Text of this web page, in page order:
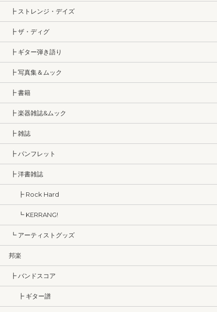
┣ ストレンジ・デイズ
┣ ザ・ディグ
┣ ギター弾き語り
┣ 写真集＆ムック
┣ 書籍
┣ 楽器雑誌&ムック
┣ 雑誌
┣ パンフレット
┣ 洋書雑誌
┣ Rock Hard
┗ KERRANG!
┗ アーティストグッズ
邦楽
┣ バンドスコア
┣ ギター譜